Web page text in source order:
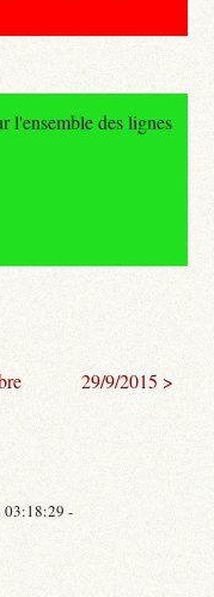
l'ensemble des lignes
29/9/2015 >
03:18:29 -